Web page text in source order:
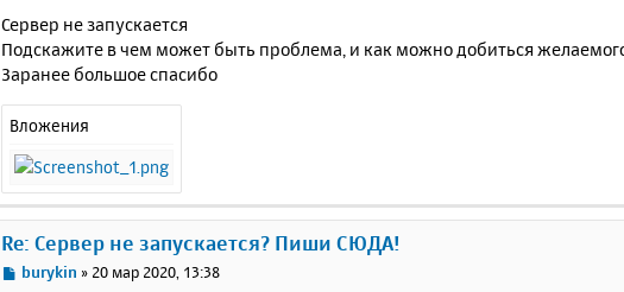
Сервер не запускается
Подскажите в чем может быть проблема, и как можно добиться
Заранее большое спасибо
Вложения
Re: Сервер не запускается? Пиши СЮДА!
Сburykin » 20 мар 2020, 13:38